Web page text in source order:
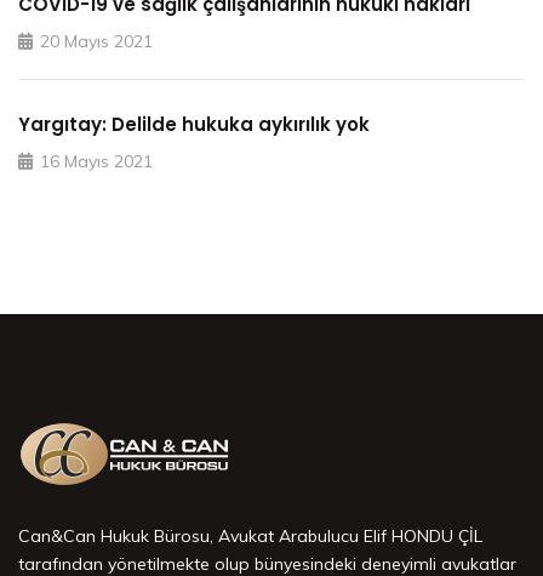
20 Mayıs 2021
Yargıtay: Delilde hukuka aykırılık yok
16 Mayıs 2021
Can&Can Hukuk Bürosu, Avukat Arabulucu Elif HONDU ÇİL
tarafından yönetilmekte olup bünyesindeki deneyimli avukatlar